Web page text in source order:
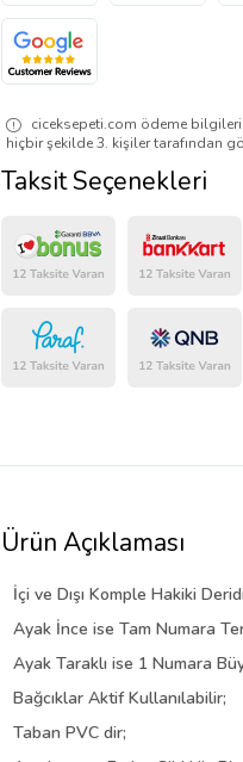
ciceksepeti.com ödeme
hiçbir şekilde 3. kişiler tarafından
Taksit Seçenekleri
Ürün Açıklaması
İçi ve Dışı Komple Hakiki
Ayak İnce ise Tam Numara
Ayak Taraklı ise 1 Numara
Bağcıklar Aktif Kullanılabilir;
Taban PVC dir;